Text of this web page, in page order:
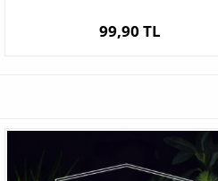
99,90 TL